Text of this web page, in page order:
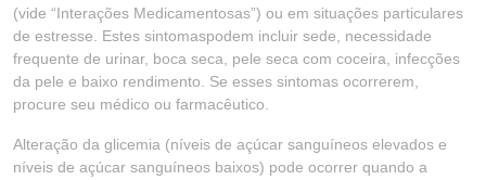
(vide “Interações Medicamentosas”) ou em situações particulares
de estresse. Estes sintomaspodem incluir sede, necessidade
frequente de urinar, boca seca, pele seca com coceira, infecções
da pele e baixo rendimento. Se esses sintomas ocorrerem,
procure seu médico ou farmacêutico.
Alteração da glicemia (níveis de açúcar sanguíneos elevados e
níveis de açúcar sanguíneos baixos) pode ocorrer quando a